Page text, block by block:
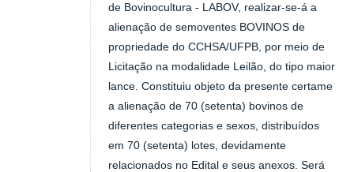
de Bovinocultura - LABOV, realizar-se-á a
alienação de semoventes BOVINOS de
propriedade do CCHSA/UFPB, por meio de
Licitação na modalidade Leilão, do tipo maior
lance. Constituiu objeto da presente certame
a alienação de 70 (setenta) bovinos de
diferentes categorias e sexos, distribuídos
em 70 (setenta) lotes, devidamente
relacionados no Edital e seus anexos. Será